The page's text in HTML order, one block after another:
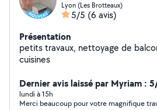
Lyon (Les Brotteaux)
5/5 (6 avis)
Présentation
petits travaux, nettoyage de
cuisines
Dernier avis laissé par Myriam :
lundi à 15h
Merci beaucoup pour votre magnifique